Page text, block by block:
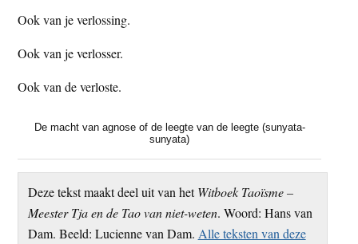
Ook van je verlossing.
Ook van je verlosser.
Ook van de verloste.
De macht van agnose of de leegte van de leegte (sunyata-
sunyata)
Deze tekst maakt deel uit van hetWitboek Taoïsme –
Meester Tja en de Tao van niet-weten. Woord: Hans van
Dam. Beeld: Lucienne van Dam. Alle teksten van deze